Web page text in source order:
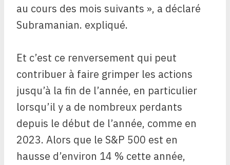
au cours des mois suivants », a déclaré
Subramanian. expliqué.
Et c’est ce renversement qui peut
contribuer à faire grimper les actions
jusqu’à la fin de l’année, en particulier
lorsqu’il y a de nombreux perdants
depuis le début de l’année, comme en
2023. Alors que le S&P 500 est en
hausse d’environ 14 % cette année,